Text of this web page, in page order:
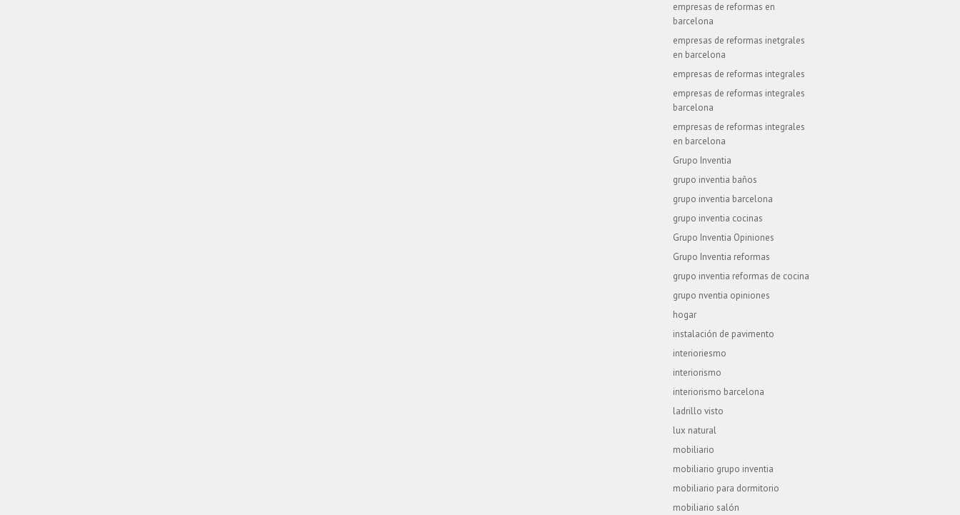
empresas de reformas en
barcelona
empresas de reformas inetgrales
en barcelona
empresas de reformas integrales
empresas de reformas integrales
barcelona
empresas de reformas integrales
en barcelona
Grupo Inventia
grupo inventia baños
grupo inventia barcelona
grupo inventia cocinas
Grupo Inventia Opiniones
Grupo Inventia reformas
grupo inventia reformas de cocina
grupo nventia opiniones
hogar
instalación de pavimento
interioriesmo
interiorismo
interiorismo barcelona
ladrillo visto
lux natural
mobiliario
mobiliario grupo inventia
mobiliario para dormitorio
mobiliario salón